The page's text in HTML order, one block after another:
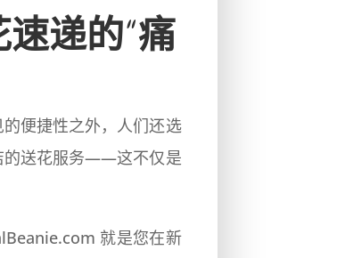
递的“痛
便捷性之外，人们还选
的送花服务——这不仅是
就是您在新